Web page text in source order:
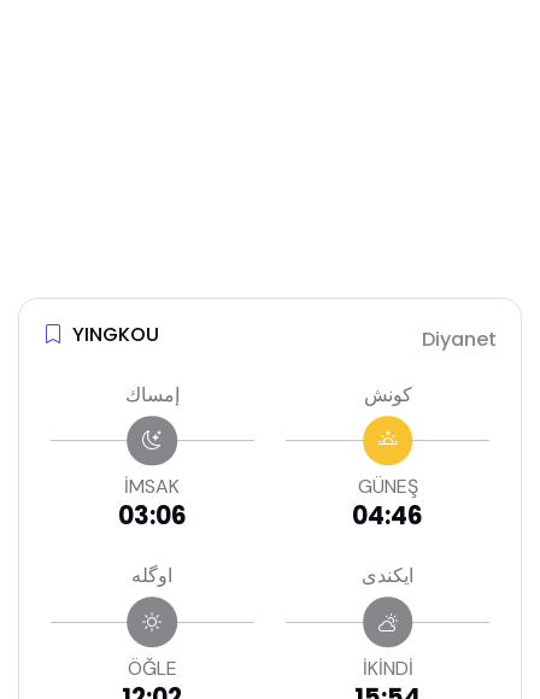
YINGKOU Diyanet
إمساك
İMSAK
03:06
كونش
GÜNEŞ
04:46
اوگله
ÖĞLE
ايكندى
İKİNDİ